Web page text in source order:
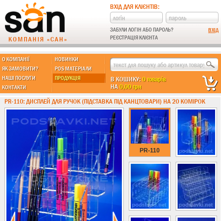
КОМПАНІЯ «САН»
ВХІД ДЛЯ КЛІЄНТІВ:
ЗАБУЛИ ЛОГІН АБО ПАРОЛЬ?
РЕЄСТРАЦІЯ КЛІЄНТА
О КОМПАНІЇ
НОВИНКИ
ЯК ЗАМОВИТИ?
POS МАТЕРІАЛИ
НАШІ ПОСЛУГИ
ПРОДУКЦІЯ
КОНТАКТИ
В КОШИКУ:0 товарів
НА0,00 грн
МЫ ДЕЛАЕМ:
Підставки із пластику
Новинки !!!
Різні підставки
Гірки та подіуми
Під канцтовари
Ящики з акрилу
Гірки для гель-лаку
Під морозиво
Для хот-догів
PR-110: ДИСПЛЕЙ ДЛЯ РУЧОК (ПІДСТАВКА ПІД КАНЦТОВАРИ) НА 20 КОМІРОК
PR-110